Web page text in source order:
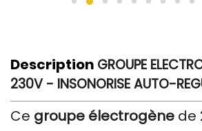
Description GROUPE
230V - INSONORISE AUTO-
Ce groupe électrogène de